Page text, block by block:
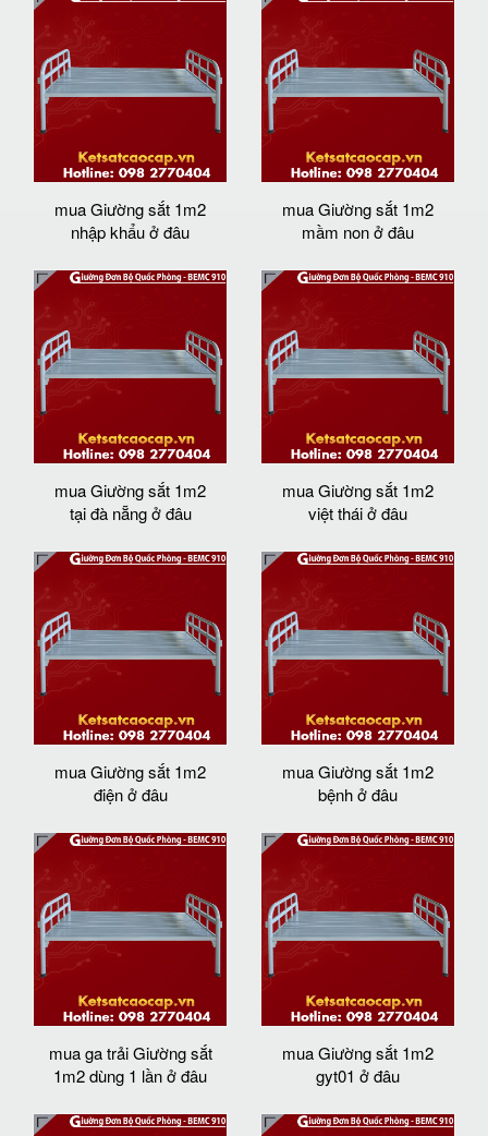
mua Giường sắt 1m2
nhập khẩu ở đâu
mua Giường sắt 1m2
mầm non ở đâu
mua Giường sắt 1m2
tại đà nẵng ở đâu
mua Giường sắt 1m2
việt thái ở đâu
mua Giường sắt 1m2
điện ở đâu
mua Giường sắt 1m2
bệnh ở đâu
mua ga trải Giường sắt
1m2 dùng 1 lần ở đâu
mua Giường sắt 1m2
gyt01 ở đâu